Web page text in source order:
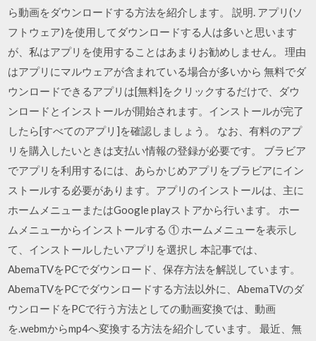
ら動画をダウンロードする方法を紹介します。 説明. アプリ(ソ
フトウェア)を使用してダウンロードする人は多いと思います
が、私はアプリを使用することはあまりお勧めしません。 理由
はアプリにマルウェアが含まれている場合が多いから 無料でダ
ウンロードできるアプリは[無料]をクリックするだけで、ダウ
ンロードとインストールが開始されます。インストールが完了
したら[すべてのアプリ]を確認しましょう。 なお、有料のアプ
リを購入したいときは支払い情報の登録が必要です。 ブラビア
でアプリを利用するには、あらかじめアプリをブラビアにイン
ストールする必要があります。アプリのインストールは、主に
ホームメニューまたはGoogle playストアから行います。 ホー
ムメニューからインストールする ① ホームメニューを表示し
て、インストールしたいアプリを選択し 本記事では、
AbemaTVをPCでダウンロード、保存方法を解説しています。
AbemaTVをPCでダウンロードする方法以外に、AbemaTVのダ
ウンロードをPCで行う方法としての動画変換では、動画
を.webmからmp4へ変換する方法を紹介しています。 最近、無